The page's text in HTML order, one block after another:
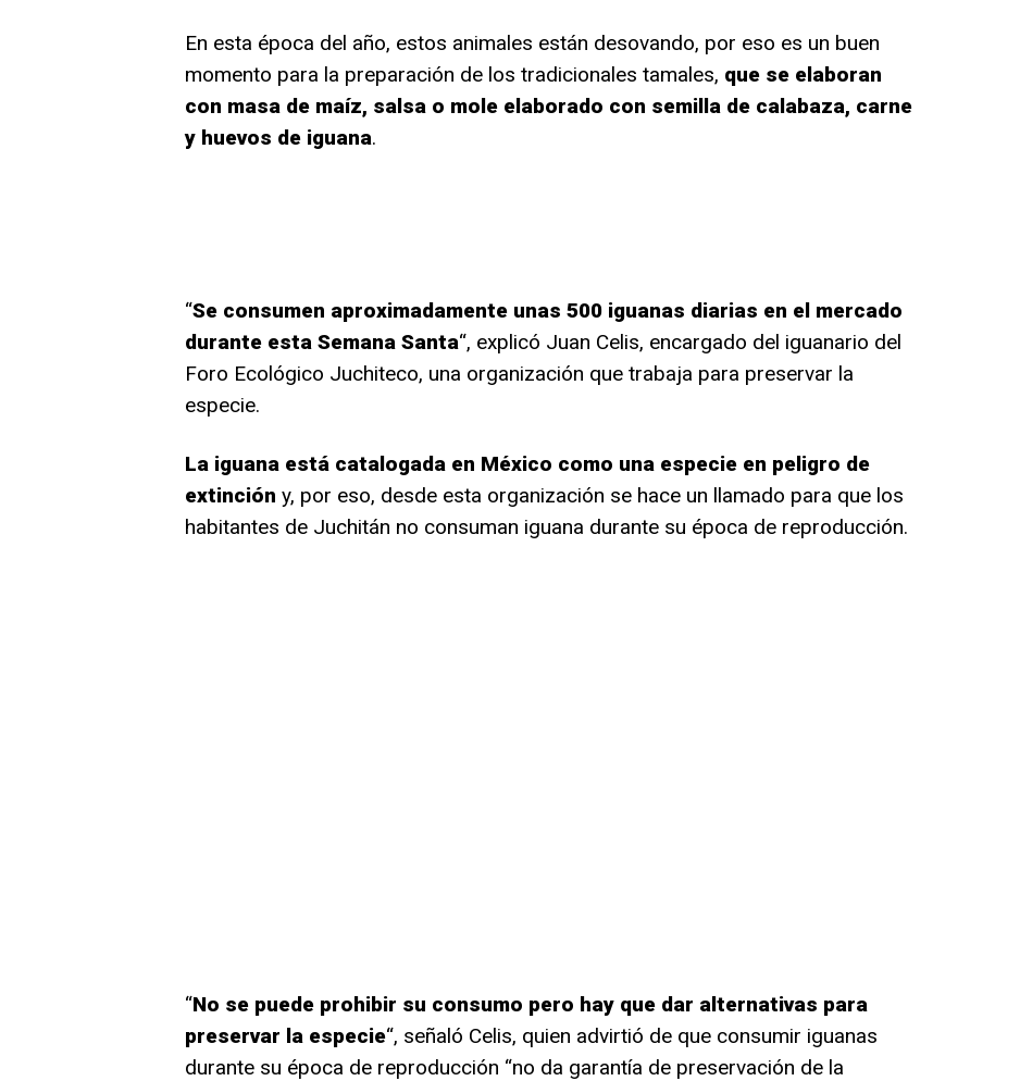
En esta época del año, estos animales están desovando, por eso es un buen
momento para la preparación de los tradicionales tamales, que se elaboran
con masa de maíz, salsa o mole elaborado con semilla de calabaza, carne
y huevos de iguana.
“Se consumen aproximadamente unas 500 iguanas diarias en el mercado
durante esta Semana Santa“, explicó Juan Celis, encargado del iguanario del
Foro Ecológico Juchiteco, una organización que trabaja para preservar la
especie.
La iguana está catalogada en México como una especie en peligro de
extinción y, por eso, desde esta organización se hace un llamado para que los
habitantes de Juchitán no consuman iguana durante su época de reproducción.
“No se puede prohibir su consumo pero hay que dar alternativas para
preservar la especie“, señaló Celis, quien advirtió de que consumir iguanas
durante su época de reproducción “no da garantía de preservación de la